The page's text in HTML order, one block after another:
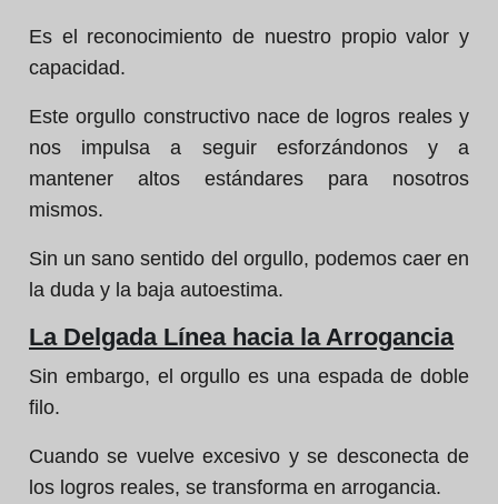
Es el reconocimiento de nuestro propio valor y
capacidad.
Este orgullo constructivo nace de logros reales y
nos impulsa a seguir esforzándonos y a
mantener altos estándares para nosotros
mismos.
Sin un sano sentido del orgullo, podemos caer en
la duda y la baja autoestima.
La Delgada Línea hacia la Arrogancia
Sin embargo, el orgullo es una espada de doble
filo.
Cuando se vuelve excesivo y se desconecta de
los logros reales, se transforma en arrogancia.